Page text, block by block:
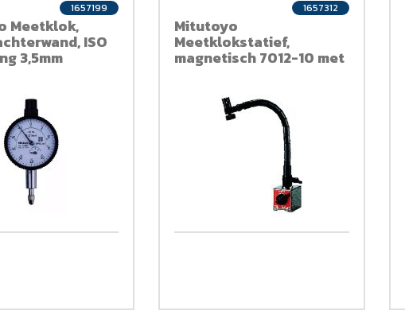
Meetklok,
ISO
3,5mm
1657199
Mitutoyo
Meetklokstatief,
magnetisch 7012-10 met
1657312